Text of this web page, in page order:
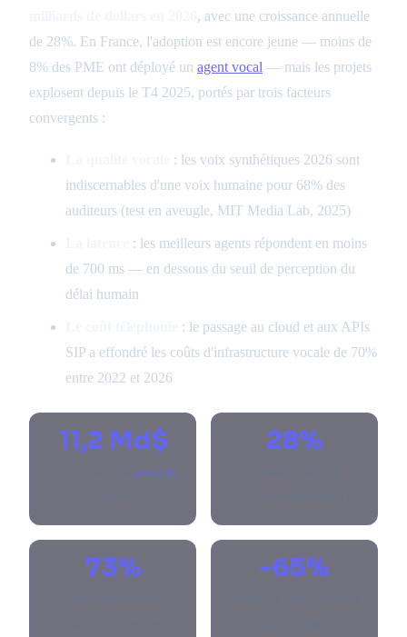
, avec une croissance annuelle
de 28%. En France, l'adoption est encore jeune — moins de
8% des PME ont déployé un agent vocal — mais les projets
explosent depuis le T4 2025, portés par trois facteurs
convergents :
: les voix synthétiques 2026 sont
indiscernables d'une voix humaine pour 68% des
auditeurs (test en aveugle, MIT Media Lab, 2025)
: les meilleurs agents répondent en moins
de 700 ms — en dessous du seuil de perception du
délai humain
: le passage au cloud et aux APIs
SIP a effondré les coûts d'infrastructure vocale de 70%
entre 2022 et 2026
11,2 Md$
voice AI
28%
73% -65%